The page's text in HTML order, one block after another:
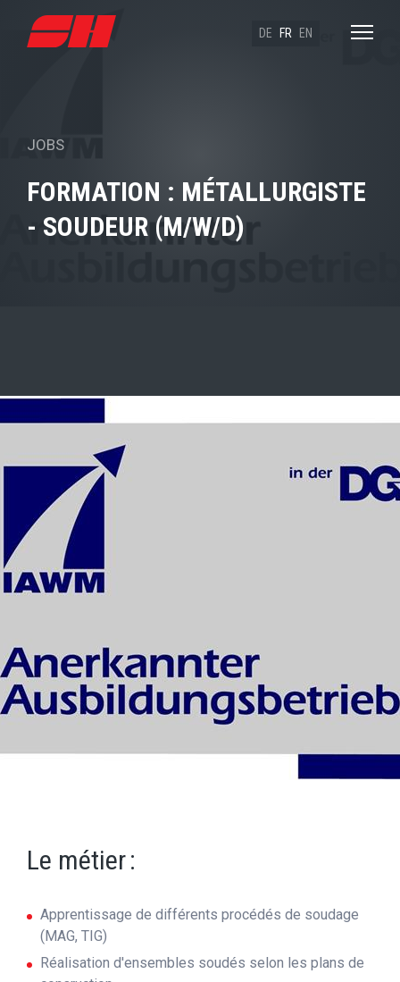
DE FR EN
JOBS
FORMATION : MÉTALLURGISTE
- SOUDEUR (M/W/D)
Le métier :
Apprentissage de différents procédés de soudage
(MAG, TIG)
Réalisation d'ensembles soudés selon les plans de